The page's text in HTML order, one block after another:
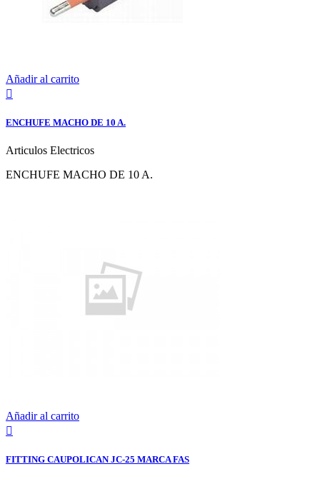
Añadir al carrito

ENCHUFE MACHO DE 10 A.
Articulos Electricos
ENCHUFE MACHO DE 10 A.
Añadir al carrito

FITTING CAUPOLICAN JC-25 MARCA FAS